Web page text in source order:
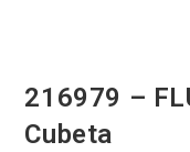
216979 –
Cubeta